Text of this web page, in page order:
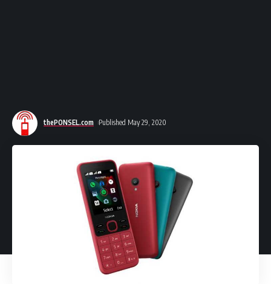
thePONSEL.com Published May 29, 2020